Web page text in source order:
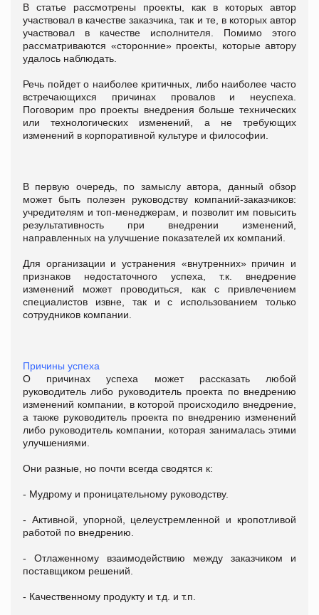
В статье рассмотрены проекты, как в которых автор
участвовал в качестве заказчика, так и те, в которых автор
участвовал в качестве исполнителя. Помимо этого
рассматриваются «сторонние» проекты, которые автору
удалось наблюдать.
Речь пойдет о наиболее критичных, либо наиболее часто
встречающихся причинах провалов и неуспеха.
Поговорим про проекты внедрения больше технических
или технологических изменений, а не требующих
изменений в корпоративной культуре и философии.
В первую очередь, по замыслу автора, данный обзор
может быть полезен руководству компаний-заказчиков:
учредителям и топ-менеджерам, и позволит им повысить
результативность при внедрении изменений,
направленных на улучшение показателей их компаний.
Для организации и устранения «внутренних» причин и
признаков недостаточного успеха, т.к. внедрение
изменений может проводиться, как с привлечением
специалистов извне, так и с использованием только
сотрудников компании.
Причины успеха
О причинах успеха может рассказать любой
руководитель либо руководитель проекта по внедрению
изменений компании, в которой происходило внедрение,
а также руководитель проекта по внедрению изменений
либо руководитель компании, которая занималась этими
улучшениями.
Они разные, но почти всегда сводятся к:
- Мудрому и проницательному руководству.
- Активной, упорной, целеустремленной и кропотливой
работой по внедрению.
- Отлаженному взаимодействию между заказчиком и
поставщиком решений.
- Качественному продукту и т.д. и т.п.